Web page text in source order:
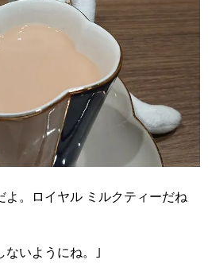
。ロイヤル ミルクティーだね
いようにね。｣